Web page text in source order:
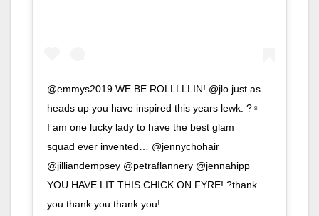
@emmys2019 WE BE ROLLLLLIN! @jlo just as
heads up you have inspired this years lewk. ?‍♀️
I am one lucky lady to have the best glam
squad ever invented… @jennychohair
@jilliandempsey @petraflannery @jennahipp
YOU HAVE LIT THIS CHICK ON FYRE! ?thank
you thank you thank you!